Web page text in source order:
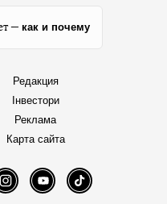
— как и почему
Редакция
Інвестори
Реклама
Карта сайта
InstagramYouTube TikTok